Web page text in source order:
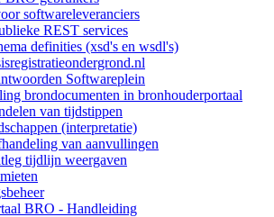
softwareleveranciers
REST services
definities (xsd's en wsdl's)
Softwareplein
brondocumenten in bronhouderportaal
van tijdstippen
(interpretatie)
van aanvullingen
tijdlijn weergaven
BRO - Handleiding